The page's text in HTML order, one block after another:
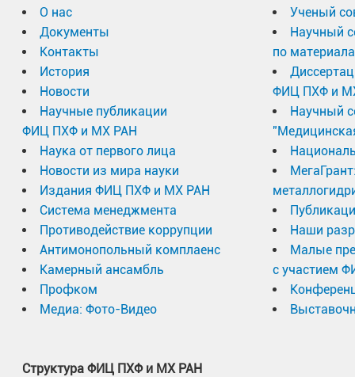
О нас
Документы
Контакты
История
Новости
Научные публикации
ФИЦ ПХФ и МХ РАН
Наука от первого лица
Новости из мира науки
Издания ФИЦ ПХФ и МХ РАН
Система менеджмента
Противодействие коррупции
Антимонопольный комплаенс
Камерный ансамбль
Профком
Медиа: Фото-Видео
Структура ФИЦ ПХФ и МХ РАН
Ученый
Научный
по
ФИЦ ПХФ и
Научный
Наши
Малые
с участием